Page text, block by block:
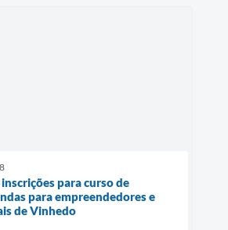
para curso de
para empreendedores e
de Vinhedo